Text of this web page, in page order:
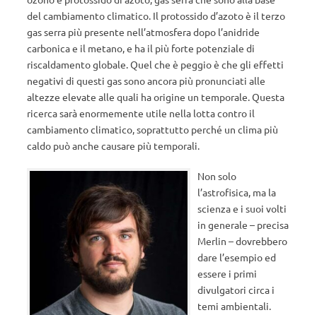
del cambiamento climatico. Il protossido d’azoto è il terzo
gas serra più presente nell’atmosfera dopo l’anidride
carbonica e il metano, e ha il più forte potenziale di
riscaldamento globale. Quel che è peggio è che gli effetti
negativi di questi gas sono ancora più pronunciati alle
altezze elevate alle quali ha origine un temporale. Questa
ricerca sarà enormemente utile nella lotta contro il
cambiamento climatico, soprattutto perché un clima più
caldo può anche causare più temporali.
Non solo
l’astrofisica, ma la
scienza e i suoi volti
in generale – precisa
Merlin – dovrebbero
dare l’esempio ed
essere i primi
divulgatori circa i
temi ambientali.